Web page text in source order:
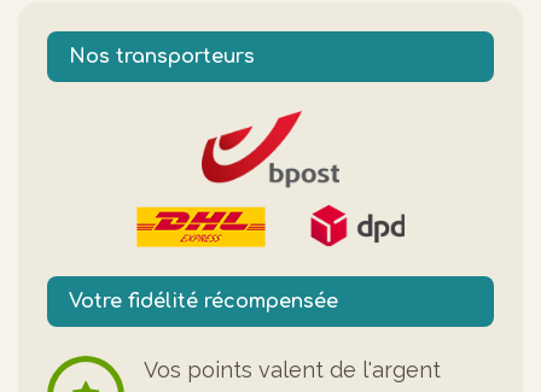
Nos transporteurs
Votre fidélité récompensée
Vos points valent de l'argent